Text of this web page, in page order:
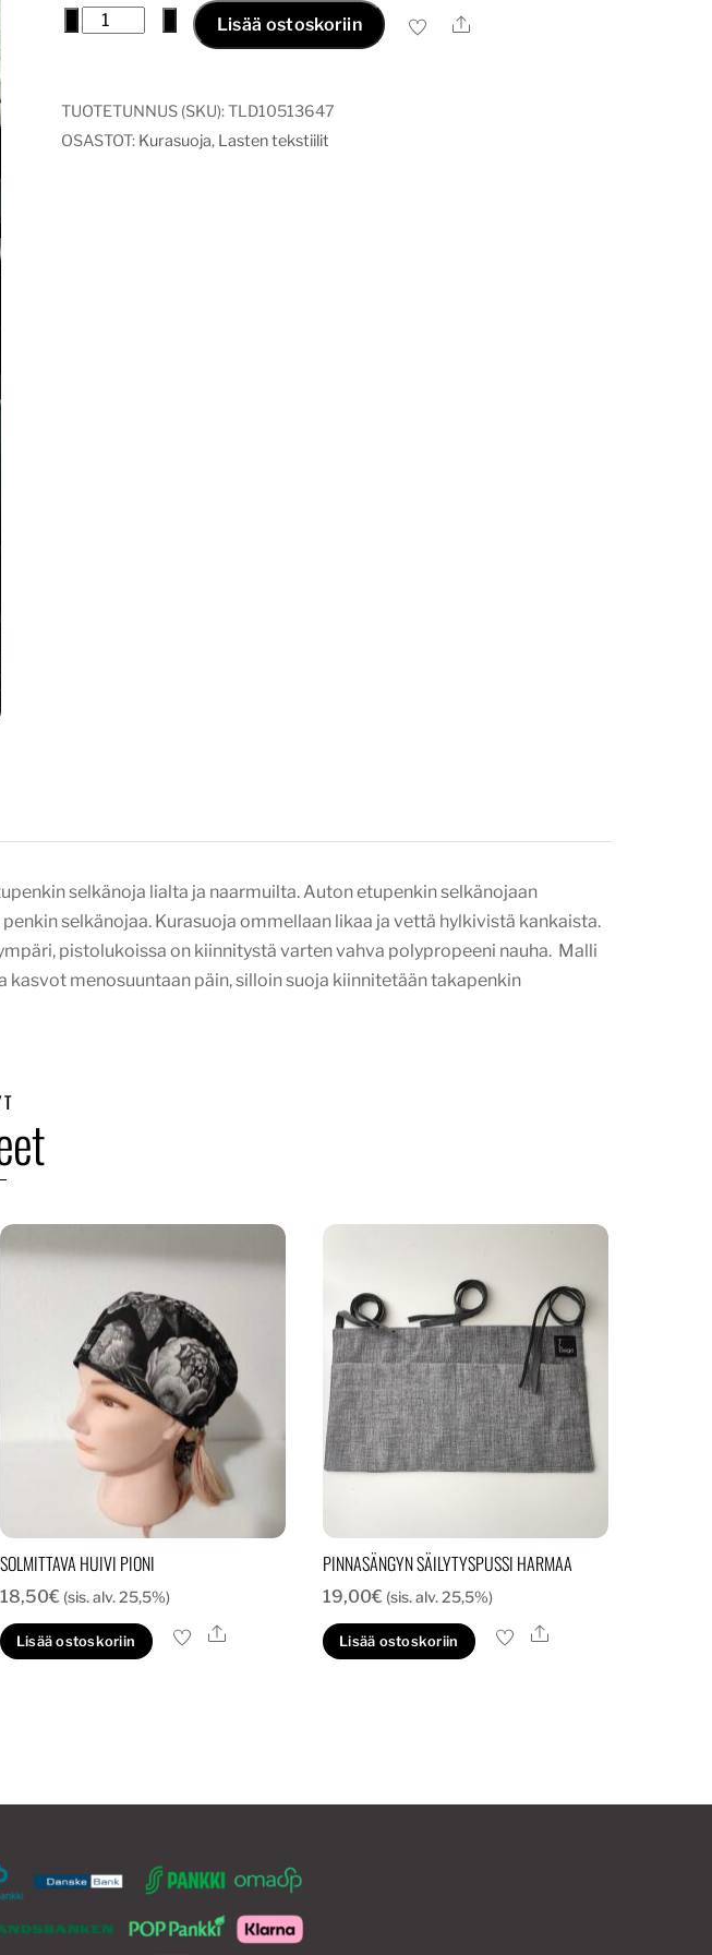
Kurasuoja
Lisää ostoskoriin Ale
TUOTETUNNUS (SKU):TLD10513647
OSASTOT: Kurasuoja, Lasten tekstiilit
selkänoja lialta ja naarmuilta. Auton etupenkin selkänojaan
selkänojaa. Kurasuoja ommellaan likaa ja vettä hylkivistä kankaista.
pistolukoissa on kiinnitystä varten vahva polypropeeni nauha. Malli
menosuuntaan päin, silloin suoja kiinnitetään takapenkin
SOLMITTAVA HUIVI PIONI
18,50€ (sis. alv. 25,5%)
Lisää ostoskoriin Ale
PINNASÄNGYN SÄILYTYSPUSSI HARMAA
19,00€ (sis. alv. 25,5%)
Lisää ostoskoriin Ale